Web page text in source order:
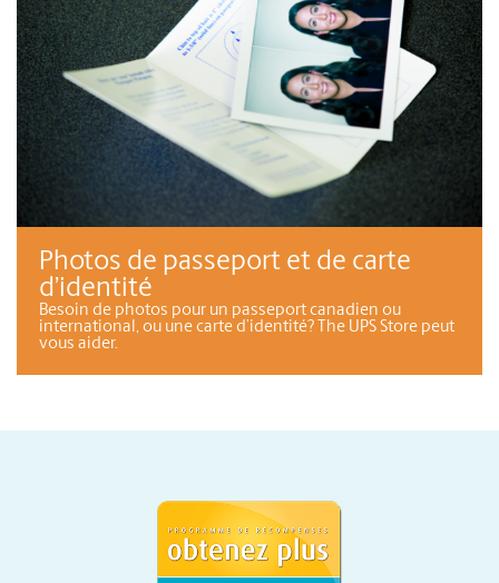
Photos de passeport et de carte